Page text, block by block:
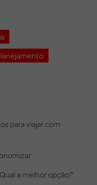
para viajar com
a melhor opção?